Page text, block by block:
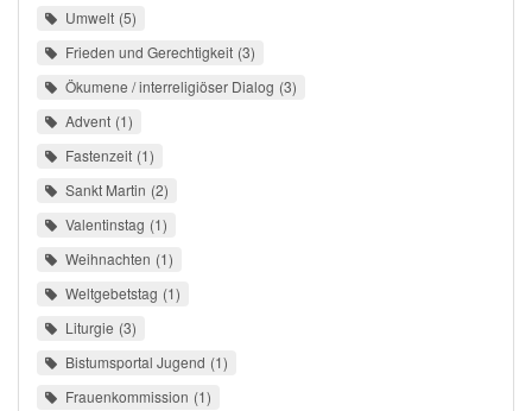
Umwelt 5
Frieden und Gerechtigkeit 3
Ökumene / interreligiöser Dialog 3
Advent 1
Fastenzeit 1
Sankt Martin 2
Valentinstag 1
Weihnachten 1
Weltgebetstag 1
Liturgie 3
Bistumsportal Jugend 1
Frauenkommission 1